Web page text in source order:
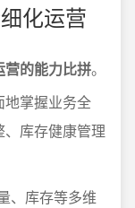
化运营
营的能力比拼。
地掌握业务全
库存健康管理
、库存等多维